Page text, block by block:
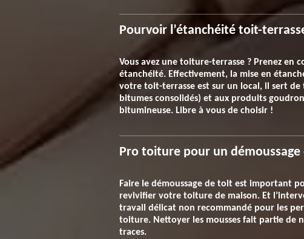
Pourvoir l’étanchéité toit-
Vous avez une toiture-terrasse ? Prenez
étanchéité. Effectivement, la mise en
votre toit-terrasse est sur un local, il sert de
bitumes consolidés) et aux produits
bitumineuse. Libre à vous de choisir !
Pro toiture pour un démoussage
Faire le démoussage de toit est important
revivifier votre toiture de maison. Et
travail délicat non recommandé pour les
toiture. Nettoyer les mousses fait partie de
traces.